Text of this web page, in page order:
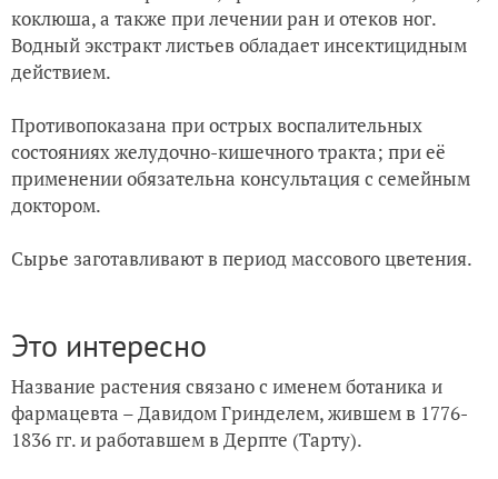
коклюша, а также при лечении ран и отеков ног.
Водный экстракт листьев обладает инсектицидным
действием.
Противопоказана при острых воспалительных
состояниях желудочно-кишечного тракта; при её
применении обязательна консультация с семейным
доктором.
Сырье заготавливают в период массового цветения.
Это интересно
Название растения связано с именем ботаника и
фармацевта – Давидом Гринделем, жившем в 1776-
1836 гг. и работавшем в Дерпте (Тарту).